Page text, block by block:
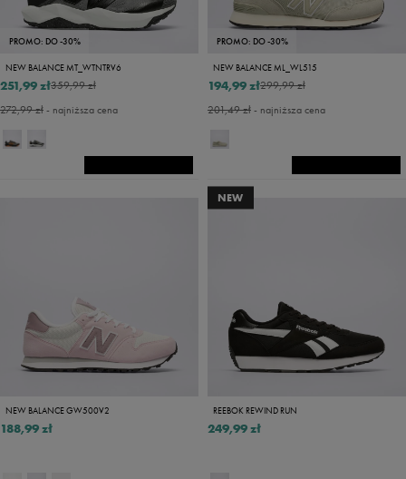
PROMO: DO -30%
NEW BALANCE MT_WTNTRV6
359,99 zł
251,99 zł
272,99 zł- najniższa cena
PROMO: DO -30%
NEW BALANCE ML_WL515
299,99 zł
194,99 zł
201,49 zł- najniższa cena
NEW BALANCE GW500V2
188,99 zł
NEW
REEBOK REWIND RUN
249,99 zł